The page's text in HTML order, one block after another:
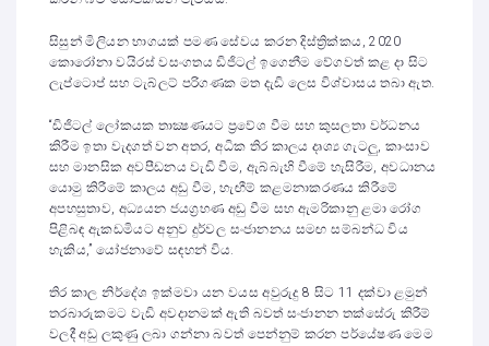
සිසුන් මිලියන භාගයක් පමණ සේවය කරන දිස්ත්‍රික්කය, 2020
කොරෝනා වයිරස් වසංගතය ඩිජිටල් ඉගෙනීම වේගවත් කළ දා සිට
ලැප්ටොප් සහ ටැබ්ලට් පරිගණක මත දැඩි ලෙස විශ්වාසය තබා ඇත.
“ඩිජිටල් ලෝකයක තාක්‍ෂණයට ප්‍රවේශ වීම සහ කුසලතා වර්ධනය
කිරීම ඉතා වැදගත් වන අතර, අධික තිර කාලය දෘශ්‍ය ගැටලු, කාංසාව
සහ මානසික අවපීඩනය වැඩි වීම, ඇබ්බැහි වීමේ හැසිරීම, අවධානය
යොමු කිරීමේ කාලය අඩු වීම, හැඟීම් කළමනාකරණය කිරීමේ
අපහසුතාව, අධ්‍යයන ජයග්‍රහණ අඩු වීම සහ ඇමරිකානු ළමා රෝග
පිළිබඳ ඇකඩමියට අනුව දුර්වල සංජානනය සමඟ සම්බන්ධ විය
හැකිය,” යෝජනාවේ සඳහන් විය.
තිර කාල නිර්දේශ ඉක්මවා යන වයස අවුරුදු 8 සිට 11 දක්වා ළමුන්
තරබාරුකමට වැඩි අවදානමක් ඇති බවත් සංජානන තක්සේරු කිරීම්
වලදී අඩු ලකුණු ලබා ගන්නා බවත් පෙන්නුම් කරන පර්යේෂණ මෙම